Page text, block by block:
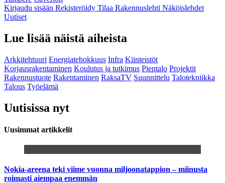
Kirjaudu sisään Rekisteröidy Tilaa Rakennuslehti Näköislehdet
Uutiset
Lue lisää näistä aiheista
Arkkitehtuuri Energiatehokkuus Infra Kiinteistöt
Korjausrakentaminen Koulutus ja tutkimus Pientalo Projektit
Rakennustuote Rakentaminen RaksaTV Suunnittelu Talotekniikka
Talous Työelämä
Uutisissa nyt
Uusimmat artikkelit
Nokia-areena teki viime vuonna miljoonatappion – miinusta
roimasti aiempaa enemmän